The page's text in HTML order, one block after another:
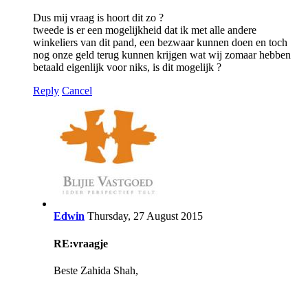
Dus mij vraag is hoort dit zo ?
tweede is er een mogelijkheid dat ik met alle andere
winkeliers van dit pand, een bezwaar kunnen doen en toch
nog onze geld terug kunnen krijgen wat wij zomaar hebben
betaald eigenlijk voor niks, is dit mogelijk ?
Reply Cancel
Edwin Thursday, 27 August 2015
RE:vraagje
Beste Zahida Shah,